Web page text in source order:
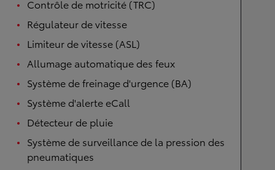
Contrôle de motricité (TRC)
Régulateur de vitesse
Limiteur de vitesse (ASL)
Allumage automatique des feux
Système de freinage d'urgence (BA)
Système d'alerte eCall
Détecteur de pluie
Système de surveillance de la pression des
pneumatiques